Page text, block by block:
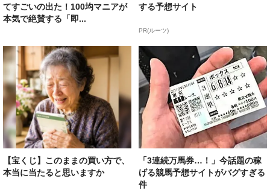
てすごいの出た！100均マニアが
本気で絶賛する「即...
する予想サイト
PR(ルーツ)
【宝くじ】このままの買い方で、
本当に当たると思いますか
「3連続万馬券…！」今話題の稼
げる競馬予想サイトがバグすぎる
件